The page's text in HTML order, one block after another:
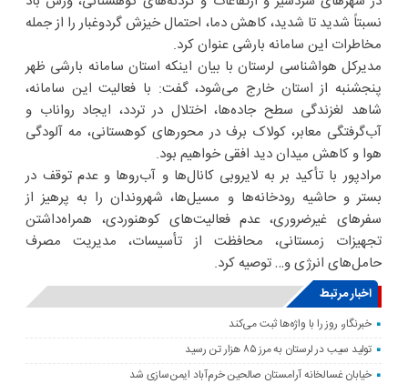
نسبتاً شدید تا شدید، کاهش دما، احتمال خیزش گردوغبار را از جمله
مخاطرات این سامانه بارشی عنوان کرد.
مدیرکل هواشناسی لرستان با بیان اینکه استان سامانه بارشی ظهر
پنجشنبه از استان خارج می‌شود، گفت: با فعالیت این سامانه،
شاهد لغزندگی سطح جاده‌ها، اختلال در تردد، ایجاد رواناب و
آب‌گرفتگی معابر، کولاک برف در محور‌های کوهستانی، مه آلودگی
هوا و کاهش میدان دید افقی خواهیم بود.
مرادپور با تأکید بر به لایروبی کانال‌ها و آب‌رو‌ها و عدم توقف در
بستر و حاشیه رودخانه‌ها و مسیل‌ها، شهروندان را به پرهیز از
سفر‌های غیرضروری، عدم فعالیت‌های کوهنوردی، همراه‌داشتن
تجهیزات زمستانی، محافظت از تأسیسات، مدیریت مصرف
حامل‌های انرژی و… توصیه کرد.
اخبار مرتبط
خبرنگار، روز را با واژه‌ها ثبت می‌کند
تولید سیب در لرستان به مرز ۸۵ هزار تن رسید
خیابان غسالخانه آرامستان صالحین خرم‌آباد ایمن‌سازی شد